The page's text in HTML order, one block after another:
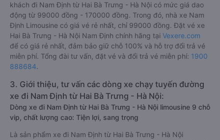
khách đi Nam Định từ Hai Bà Trưng - Hà Nội có mức giá dao
động từ 99000 đồng - 170000 đồng. Trong đó, nhà xe Nam
Định Limousine có giá vé rẻ nhất, chỉ 99000 đồng. Đặt vé xe
Hai Bà Trưng - Hà Nội Nam Định chính hãng tại Vexere.com
để có giá rẻ nhất, đảm bảo giữ chỗ 100% và hỗ trợ đổi trả vé
miễn phí. Tổng đài tư vấn, đặt vé và đổi trả vé miễn phí: 1900
888684.
3. Giới thiệu, tư vấn các dòng xe chạy tuyến đường
xe đi Nam Định từ Hai Bà Trưng - Hà Nội:
Dòng xe đi Nam Định từ Hai Bà Trưng - Hà Nội limousine 9 chỗ
vip, chất lượng cao: Tiện lợi, sang trọng
Là sản phẩm xe đi Nam Định từ Hai Bà Trưng - Hà Nội